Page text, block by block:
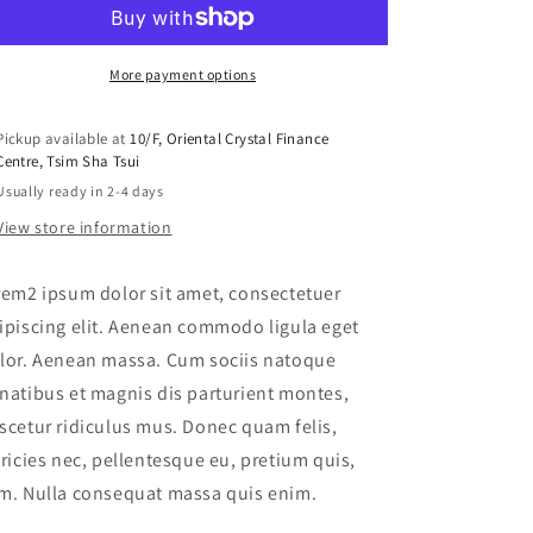
More payment options
available at10/F, Oriental Crystal Finance
Tsim Sha Tsui
ready in 2-4 days
store information
ipsum dolor sit amet, consectetuer
elit. Aenean commodo ligula eget
Aenean massa. Cum sociis natoque
et magnis dis parturient montes,
ridiculus mus. Donec quam felis,
nec, pellentesque eu, pretium quis,
Nulla consequat massa quis enim.